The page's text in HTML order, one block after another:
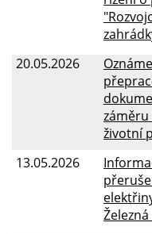
20.05.2026
záměru
životní
13.05.2026